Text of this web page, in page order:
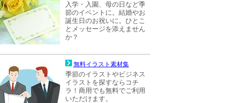
入学・入園、母の日など季
節のイベントに。結婚やお
誕生日のお祝いに。ひとこ
とメッセージを添えません
か？
無料イラスト素材集
季節のイラストやビジネス
イラストを探すならコチ
ラ！商用でも無料でご利用
いただけます。